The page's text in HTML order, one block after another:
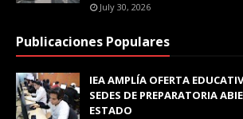
July 30, 2026
Publicaciones Populares
IEA AMPLÍA OFERTA
SEDES DE PREPARATORIA
ESTADO